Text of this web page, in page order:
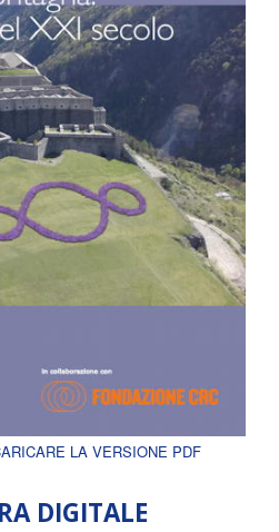
LA VERSIONE PDF
DIGITALE